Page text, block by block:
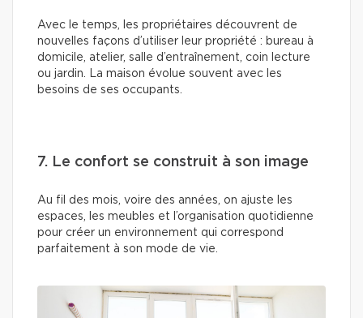
Avec le temps, les propriétaires découvrent de
nouvelles façons d’utiliser leur propriété : bureau à
domicile, atelier, salle d’entraînement, coin lecture
ou jardin. La maison évolue souvent avec les
besoins de ses occupants.
7. Le confort se construit à son image
Au fil des mois, voire des années, on ajuste les
espaces, les meubles et l’organisation quotidienne
pour créer un environnement qui correspond
parfaitement à son mode de vie.